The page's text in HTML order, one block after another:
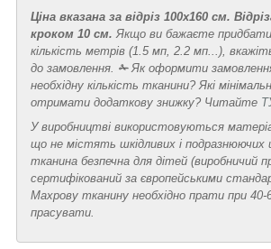
Ціна вказана за відріз 100х160 см.
кроком 10 см. Якщо ви бажаєте
кількість метрів (1.5 мп, 2.2 мп...),
до замовлення. ✁ Як оформити
необхідну кількість тканини? Які
отримати додаткову знижку? Читайте
У виробництві використовуються
що не містять шкідливих і подразнюючих
тканина безпечна для дітей (виробничий
сертифікований за європейськими
Махрову тканину необхідно прати при 40-
прасувати.